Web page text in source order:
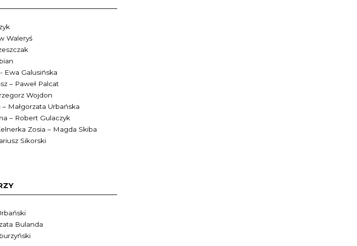
Waleryś
Ewa Galusińska
– Paweł Palcat
Wojdon
Małgorzata Urbańska
– Robert Gulaczyk
Zosia – Magda Skiba
Sikorski
Bulanda